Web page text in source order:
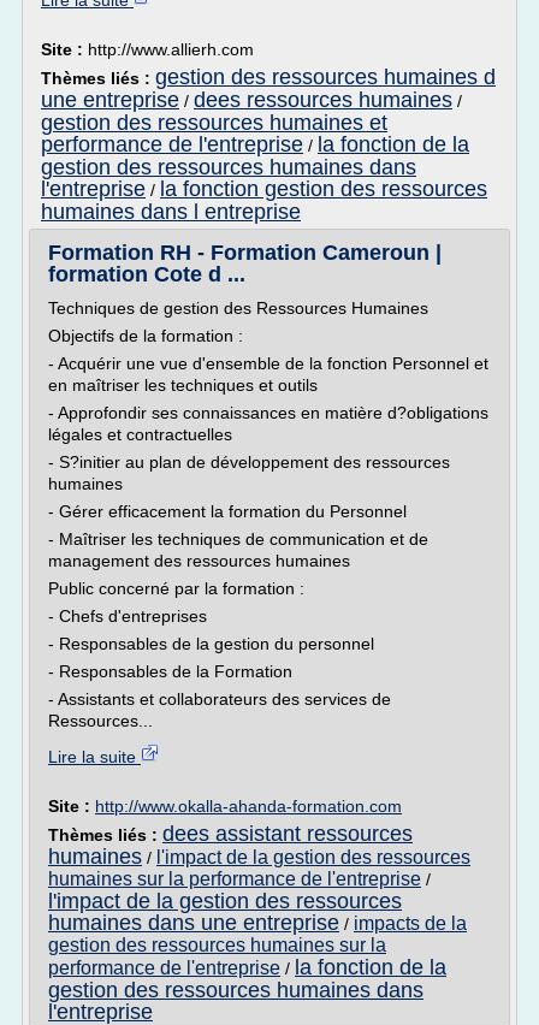
Site : http://www.allierh.com
Thèmes liés : gestion des ressources humaines d
une entreprise / dees ressources humaines /
gestion des ressources humaines et
performance de l'entreprise / la fonction de la
gestion des ressources humaines dans
l'entreprise / la fonction gestion des ressources
humaines dans l entreprise
Formation RH - Formation Cameroun |
formation Cote d ...
Techniques de gestion des Ressources Humaines
Objectifs de la formation :
- Acquérir une vue d'ensemble de la fonction Personnel et
en maîtriser les techniques et outils
- Approfondir ses connaissances en matière d?obligations
légales et contractuelles
- S?initier au plan de développement des ressources
humaines
- Gérer efficacement la formation du Personnel
- Maîtriser les techniques de communication et de
management des ressources humaines
Public concerné par la formation :
- Chefs d'entreprises
- Responsables de la gestion du personnel
- Responsables de la Formation
- Assistants et collaborateurs des services de
Ressources...
Lire la suite
Site : http://www.okalla-ahanda-formation.com
Thèmes liés : dees assistant ressources
humaines / l'impact de la gestion des ressources
humaines sur la performance de l'entreprise /
l'impact de la gestion des ressources
humaines dans une entreprise / impacts de la
gestion des ressources humaines sur la
performance de l'entreprise / la fonction de la
gestion des ressources humaines dans
l'entreprise